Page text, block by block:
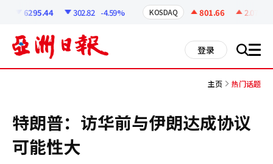
6295.44 302.82 -4.59% KOSDAQ 801.66 2.07
登录 搜 all
主页 热门话题
特朗普：访华前与伊朗达成协议
可能性大